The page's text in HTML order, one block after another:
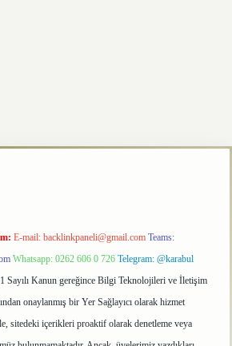
E-mail: backlinkpaneli@gmail.com Teams:
Whatsapp: 0262 606 0 726 Telegram: @karabul
Sayılı Kanun gereğince Bilgi Teknolojileri ve İletişim
onaylanmış bir Yer Sağlayıcı olarak hizmet
sitedeki içerikleri proaktif olarak denetleme veya